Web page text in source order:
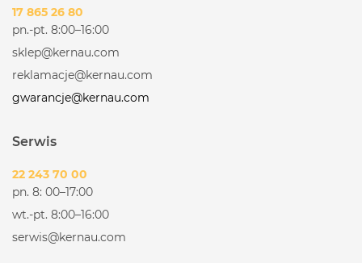
17 865 26 80
pn.-pt. 8:00–16:00
sklep@kernau.com
reklamacje@kernau.com
gwarancje@kernau.com
Serwis
22 243 70 00
pn. 8: 00–17:00
wt.-pt. 8:00–16:00
serwis@kernau.com